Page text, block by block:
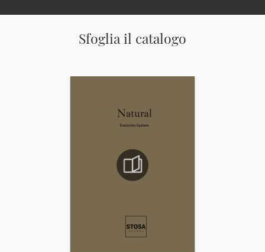
Sfoglia il catalogo